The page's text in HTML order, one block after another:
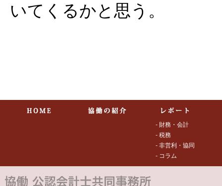
いてくるかと思う。
- 財務・会計
- 税務
- 非営利・協同
- コラム